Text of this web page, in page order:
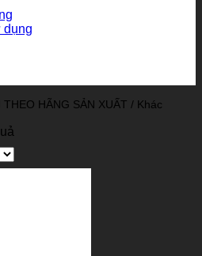
dụng
HÃNG SẢN XUẤT / Khác